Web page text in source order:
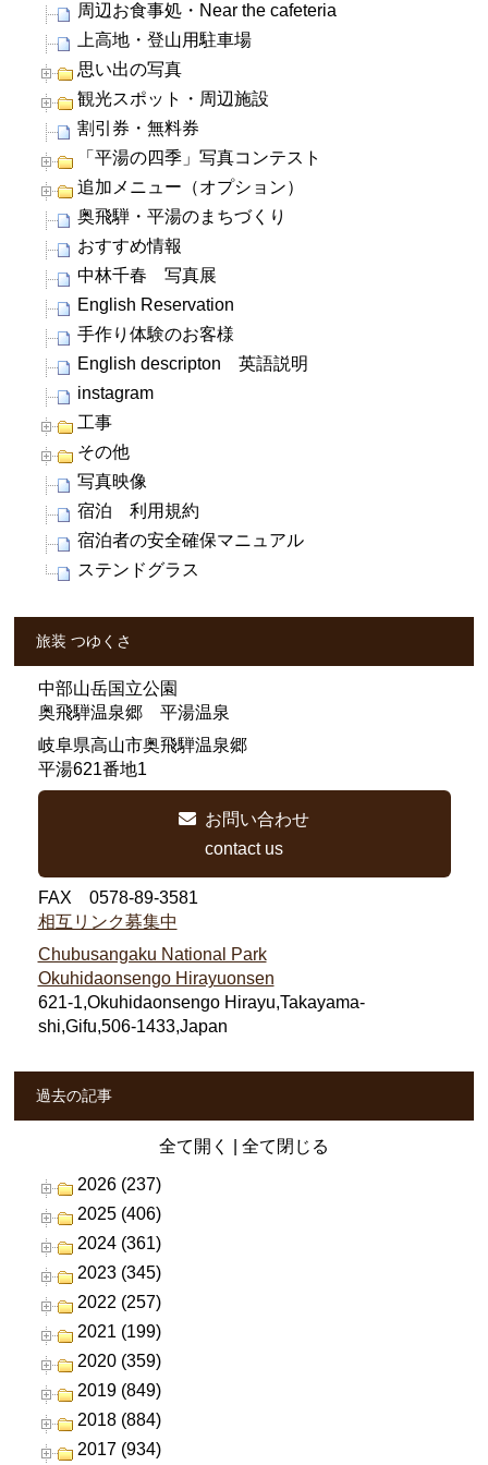
周辺お食事処・Near the cafeteria
上高地・登山用駐車場
思い出の写真
観光スポット・周辺施設
割引券・無料券
「平湯の四季」写真コンテスト
追加メニュー（オプション）
奥飛騨・平湯のまちづくり
おすすめ情報
中林千春 写真展
English Reservation
手作り体験のお客様
English descripton 英語説明
instagram
工事
その他
写真映像
宿泊 利用規約
宿泊者の安全確保マニュアル
ステンドグラス
旅装 つゆくさ
中部山岳国立公園
奥飛騨温泉郷 平湯温泉
岐阜県高山市奥飛騨温泉郷
平湯621番地1
お問い合わせ
contact us
FAX 0578-89-3581
相互リンク募集中
Chubusangaku National Park
Okuhidaonsengo Hirayuonsen
621-1,Okuhidaonsengo Hirayu,Takayama-
shi,Gifu,506-1433,Japan
過去の記事
全て開く 全て閉じる
2026 (237)
2025 (406)
2024 (361)
2023 (345)
2022 (257)
2021 (199)
2020 (359)
2019 (849)
2018 (884)
2017 (934)